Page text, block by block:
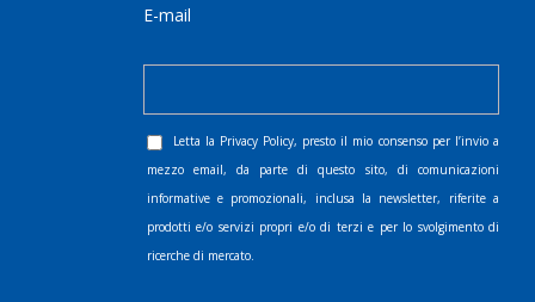
E-mail
Letta la Privacy Policy, presto il mio consenso per l’invio a
mezzo email, da parte di questo sito, di comunicazioni
informative e promozionali, inclusa la newsletter, riferite a
prodotti e/o servizi propri e/o di terzi e per lo svolgimento di
ricerche di mercato.